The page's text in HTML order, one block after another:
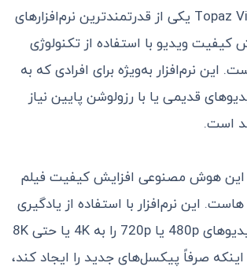
Topaz Video Enhance AI یکی از قدرتمندترین نرم‌افزارهای
کیفیت ویدیو با استفاده از تکنولوژی
نرم‌افزار به‌ویژه برای افرادی که به
قدیمی یا با رزولوشن پایین نیاز
است.
این هوش مصنوعی افزایش کیفیت فیلم
این نرم‌افزار با استفاده از یادگیری
عمیق می‌تواند ویدیوهای 480p یا 720p را به 4K یا حتی 8K
اینکه صرفاً پیکسل‌های جدید را ایجاد کند،